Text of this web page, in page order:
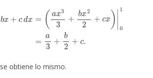
b 2 )| 01 + b2
obtiene lo mismo.